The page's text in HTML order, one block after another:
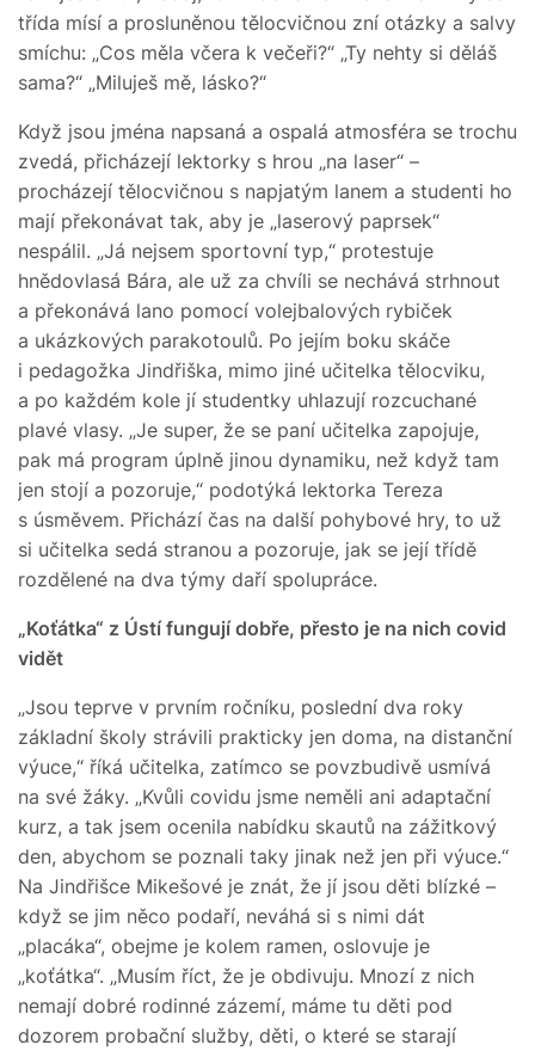
třída mísí a prosluněnou tělocvičnou zní otázky a salvy
smíchu: „Cos měla včera k večeři?“ „Ty nehty si děláš
sama?“ „Miluješ mě, lásko?“
Když jsou jména napsaná a ospalá atmosféra se trochu
zvedá, přicházejí lektorky s hrou „na laser“ –
procházejí tělocvičnou s napjatým lanem a studenti ho
mají překonávat tak, aby je „laserový paprsek“
nespálil. „Já nejsem sportovní typ,“ protestuje
hnědovlasá Bára, ale už za chvíli se nechává strhnout
a překonává lano pomocí volejbalových rybiček
a ukázkových parakotoulů. Po jejím boku skáče
i pedagožka Jindřiška, mimo jiné učitelka tělocviku,
a po každém kole jí studentky uhlazují rozcuchané
plavé vlasy. „Je super, že se paní učitelka zapojuje,
pak má program úplně jinou dynamiku, než když tam
jen stojí a pozoruje,“ podotýká lektorka Tereza
s úsměvem. Přichází čas na další pohybové hry, to už
si učitelka sedá stranou a pozoruje, jak se její třídě
rozdělené na dva týmy daří spolupráce.
„Koťátka“ z Ústí fungují dobře, přesto je na nich covid
vidět
„Jsou teprve v prvním ročníku, poslední dva roky
základní školy strávili prakticky jen doma, na distanční
výuce,“ říká učitelka, zatímco se povzbudivě usmívá
na své žáky. „Kvůli covidu jsme neměli ani adaptační
kurz, a tak jsem ocenila nabídku skautů na zážitkový
den, abychom se poznali taky jinak než jen při výuce.“
Na Jindřišce Mikešové je znát, že jí jsou děti blízké –
když se jim něco podaří, neváhá si s nimi dát
„placáka“, obejme je kolem ramen, oslovuje je
„koťátka“. „Musím říct, že je obdivuju. Mnozí z nich
nemají dobré rodinné zázemí, máme tu děti pod
dozorem probační služby, děti, o které se starají